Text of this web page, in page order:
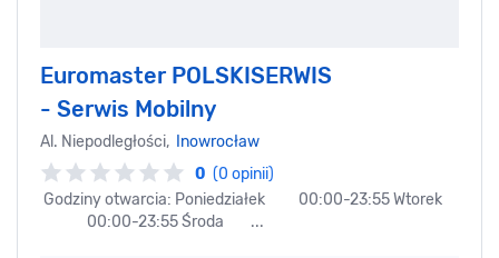
Euromaster POLSKISERWIS
- Serwis Mobilny
Al. Niepodległości,
Inowrocław
0 (0 opinii)
Godziny otwarcia: Poniedziałek 00:00-23:55 Wtorek
00:00-23:55 Środa ...